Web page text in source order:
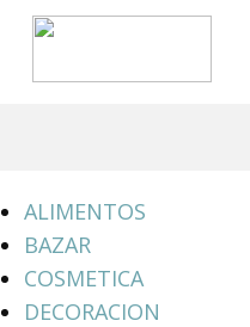
ALIMENTOS
BAZAR
COSMETICA
DECORACION